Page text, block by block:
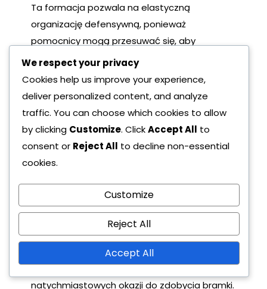
Ta formacja pozwala na elastyczną
organizację defensywną, ponieważ
pomocnicy mogą przesuwać się, aby
pokrywać przestrzenie i skutecznie wywierać
presję. Sygnały presingowe często obejmują
skoordynowane ruchy napastników i
pomocników, aby stworzyć przewagę po
stronie piłki.
Strategie powrotu 4-3-3
Formacja 4-3-3 jest znana z intensywnego
pressingu i szybkich biegów powrotnych.
Trzech zawodników w ataku aktywnie
angażuje przeciwnika, dążąc do odzyskania
piłki wysoko na boisku. To agresywne
podejście może prowadzić do
natychmiastowych okazji do zdobycia bramki.
We respect your privacy
Cookies help us improve your experience,
deliver personalized content, and analyze
traffic. You can choose which cookies to allow
by clicking Customize. ClickAccept All to
consent or Reject All to decline non-essential
cookies.
Customize
Reject All
Accept All